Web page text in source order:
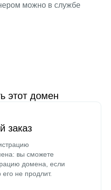
можно в службе
этот домен
заказ
вы сможете
домена, если
не продлит.